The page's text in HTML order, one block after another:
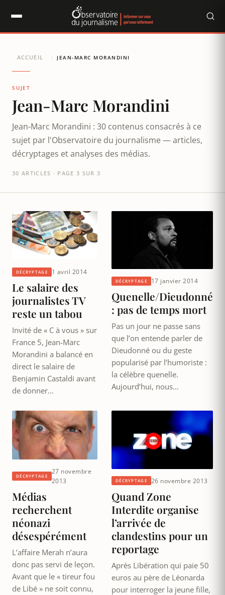
ACCUEIL / JEAN-MARC MORANDINI
SUJET
Jean-Marc Morandini
Jean-Marc Morandini : 30 contenus consacrés à ce
sujet par l'Observatoire du journalisme — articles,
décryptages et analyses des médias.
30 ARTICLES · PAGE 3 SUR 3
DÉCRYPTAGE 1 avril 2014
Le salaire des
journalistes TV
reste un tabou
Invité de « C à vous » sur
France 5, Jean-Marc
Morandini a balancé en
direct le salaire de
Benjamin Castaldi avant
de donner…
DÉCRYPTAGE 17 janvier 2014
Quenelle/Dieudonné
: pas de temps mort
Pas un jour ne passe sans
que l’on entende parler de
Dieudonné ou du geste
popularisé par l’humoriste :
la célèbre quenelle.
Aujourd’hui, nous…
DÉCRYPTAGE
27 novembre
2013
Médias
recherchent
néonazi
désespérément
L’affaire Merah n’aura
donc pas servi de leçon.
Avant que le « tireur fou
de Libé » ne soit connu,
DÉCRYPTAGE 26 novembre 2013
Quand Zone
Interdite organise
l’arrivée de
clandestins pour un
reportage
Après Libération qui paie 50
euros au père de Léonarda
pour interroger la jeune fille,
Panneau de gestion des cookies